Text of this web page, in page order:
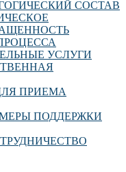
СОСТАВ
УСЛУГИ
ПРИЕМА
ПОДДЕРЖКИ